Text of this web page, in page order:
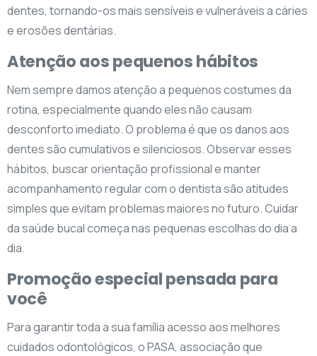
dentes, tornando-os mais sensíveis e vulneráveis a cáries
e erosões dentárias.
Atenção aos pequenos hábitos
Nem sempre damos atenção a pequenos costumes da
rotina, especialmente quando eles não causam
desconforto imediato. O problema é que os danos aos
dentes são cumulativos e silenciosos. Observar esses
hábitos, buscar orientação profissional e manter
acompanhamento regular com o dentista são atitudes
simples que evitam problemas maiores no futuro. Cuidar
da saúde bucal começa nas pequenas escolhas do dia a
dia.
Promoção especial pensada para
você
Para garantir toda a sua família acesso aos melhores
cuidados odontológicos, o PASA, associação que